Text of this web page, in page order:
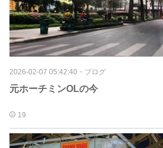
2026-02-07 05:42:40 ・ ブログ
元ホーチミンOLの今
19